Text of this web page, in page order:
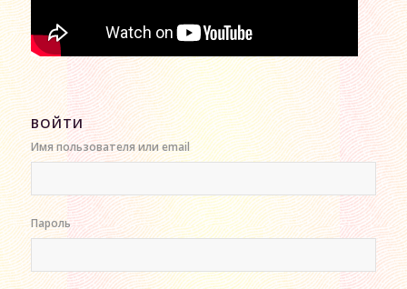
ВОЙТИ
Имя пользователя или email
Пароль